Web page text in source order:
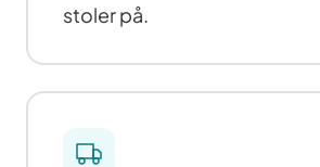
stoler på.